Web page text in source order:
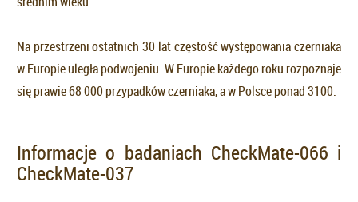
Na przestrzeni ostatnich 30 lat częstość występowania czerniaka
w Europie uległa podwojeniu. W Europie każdego roku rozpoznaje
się prawie 68 000 przypadków czerniaka, a w Polsce ponad 3100.
Informacje o badaniach CheckMate-066 i
CheckMate-037